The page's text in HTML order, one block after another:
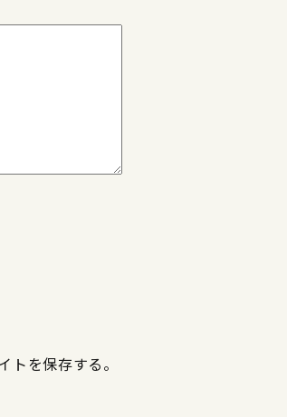
を保存する。